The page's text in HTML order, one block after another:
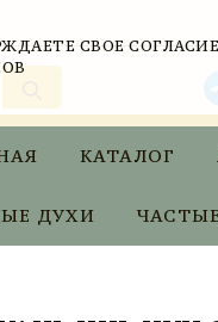
КАТАЛОГ
ДУХИ
СВОЕ